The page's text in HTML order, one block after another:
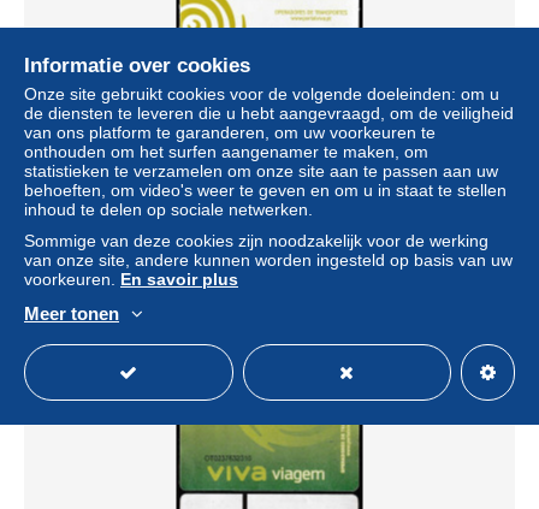
Portugal, PASSE 2018 - Viva Viagem -|- Operadores de
Transportes Lisboa
± US$ 2,77
Informatie over cookies
Onze site gebruikt cookies voor de volgende doeleinden: om u
de diensten te leveren die u hebt aangevraagd, om de veiligheid
van ons platform te garanderen, om uw voorkeuren te
onthouden om het surfen aangenamer te maken, om
statistieken te verzamelen om onze site aan te passen aan uw
behoeften, om video's weer te geven en om u in staat te stellen
inhoud te delen op sociale netwerken.
Sommige van deze cookies zijn noodzakelijk voor de werking
van onze site, andere kunnen worden ingesteld op basis van uw
voorkeuren. En savoir plus
Meer tonen